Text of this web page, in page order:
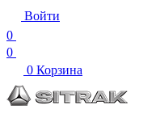
Войти
0
0
0 Корзина